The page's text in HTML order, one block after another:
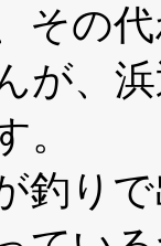
その
が、
。
釣り